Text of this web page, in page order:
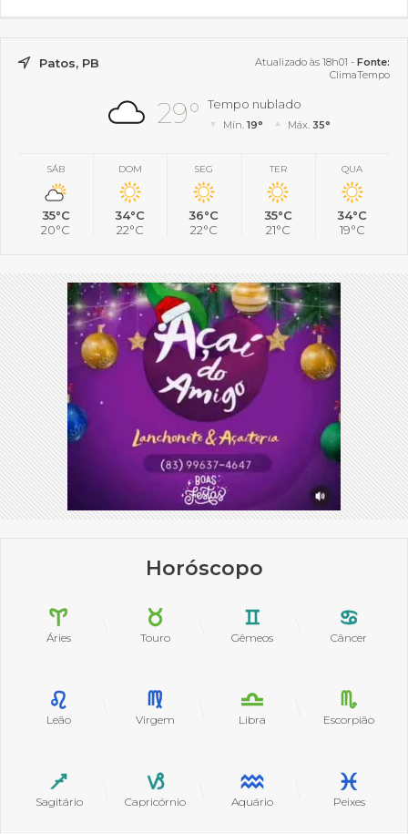
Patos, PB Atualizado às 18h01 - Fonte:
ClimaTempo
29° Tempo nublado
Mín.19° Máx. 35°
SÁB
35°C
20°C
DOM
34°C
22°C
SEG
36°C
22°C
TER
35°C
21°C
QUA
34°C
19°C
Horóscopo
Áries Touro Gêmeos Câncer
Leão Virgem Libra Escorpião
Sagitário Capricórnio Aquário Peixes